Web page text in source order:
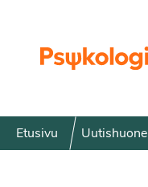
Etusivu Uutishuone